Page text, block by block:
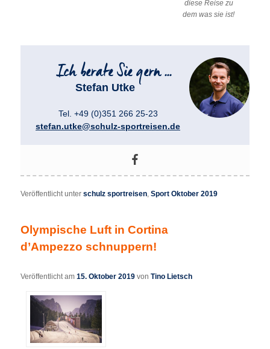
diese Reise zu
dem was sie ist!
Stefan Utke
Tel. +49 (0)351 266 25-23
stefan.utke@schulz-sportreisen.de
Veröffentlicht unter schulz sportreisen,Sport Oktober 2019
Olympische Luft in Cortina
d’Ampezzo schnuppern!
Veröffentlicht am15. Oktober 2019 vonTino Lietsch